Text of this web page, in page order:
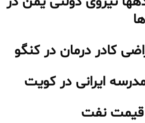
کادر درمان در کنگو
ایرانی در کویت
قیمت نفت